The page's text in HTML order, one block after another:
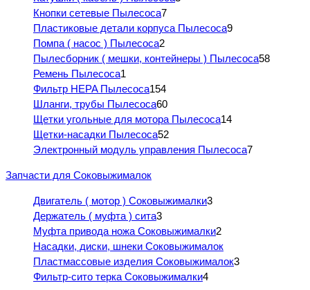
Кнопки сетевые Пылесоса7
Пластиковые детали корпуса Пылесоса9
Помпа ( насос ) Пылесоса2
Пылесборник ( мешки, контейнеры ) Пылесоса58
Ремень Пылесоса1
Фильтр HEPA Пылесоса154
Шланги, трубы Пылесоса60
Щетки угольные для мотора Пылесоса14
Щетки-насадки Пылесоса52
Электронный модуль управления Пылесоса7
Запчасти для Соковыжималок
Двигатель ( мотор ) Соковыжималки3
Держатель ( муфта ) сита3
Муфта привода ножа Соковыжималки2
Насадки, диски, шнеки Соковыжималок
Пластмассовые изделия Соковыжималок3
Фильтр-сито терка Соковыжималки4